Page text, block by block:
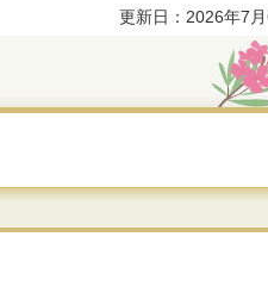
更新日：2026年7